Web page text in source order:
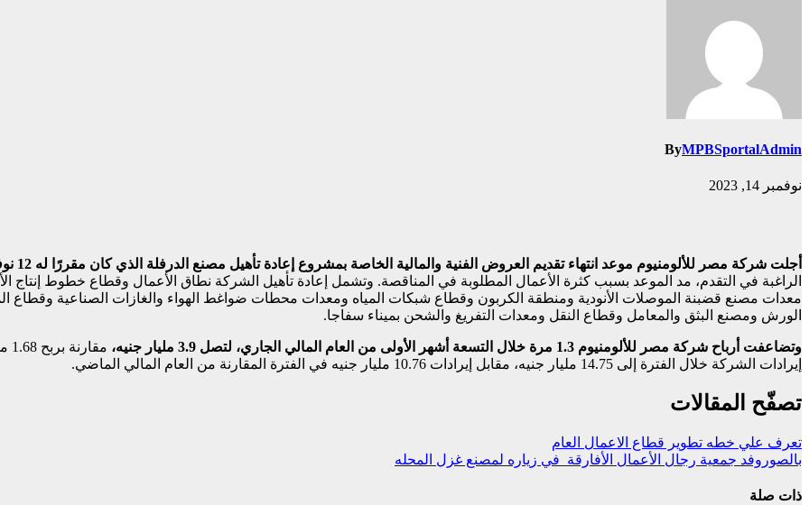
ByMPBSportalAdmin
نوفمبر 14, 2023
أجلت شركة مصر للألومنيوم موعد انتهاء تقديم العروض الفنية والمالية الخاصة بمشروع إعادة تأهيل مصنع الدرفلة الذي كان مقررًا له 12 نوفمبر الجاري.
الراغبة في التقدم، مد الموعد بسبب كثرة الأعمال المطلوبة في المناقصة. وتشمل إعادة تأهيل الشركة نطاق الأعمال وقطاع خطوط إنتاج
معدات مصنع قضبنة الموصلات الأنودية ومنطقة الكربون وقطاع شبكات المياه ومعدات محطات ضواغط الهواء والغازات الصناعية وقطاع
الورش ومصنع البثق والمعامل وقطاع النقل ومعدات التفريغ والشحن بميناء سفاجا.
وتضاعفت أرباح شركة مصر للألومنيوم 1.3 مرة خلال التسعة أشهر الأولى من العام المالي الجاري، لتصل 3.9 مليار جنيه،
إيرادات الشركة خلال الفترة إلى 14.75 مليار جنيه، مقابل إيرادات 10.76 مليار جنيه في الفترة المقارنة من العام المالي الماضي.
تصفّح المقالات
تعرف علي خطه تطوير قطاع الاعمال العام
بالصوروفد جمعية رجال الأعمال الأفارقة في زياره لمصنع غزل المحله
ذات صلة